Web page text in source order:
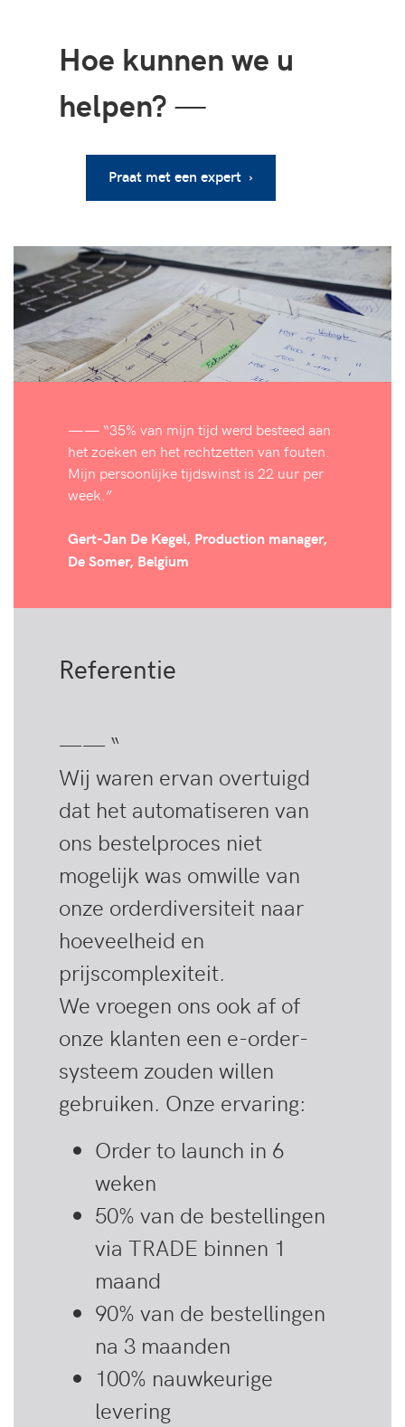
Hoe kunnen we u
helpen?—
Praat met een expert ›
—— “35% van mijn tijd werd besteed aan
het zoeken en het rechtzetten van fouten.
Mijn persoonlijke tijdswinst is 22 uur per
week.”
Gert-Jan De Kegel, Production manager,
De Somer, Belgium
Referentie
—— “
Wij waren ervan overtuigd
dat het automatiseren van
ons bestelproces niet
mogelijk was omwille van
onze orderdiversiteit naar
hoeveelheid en
prijscomplexiteit.
We vroegen ons ook af of
onze klanten een e-order-
systeem zouden willen
gebruiken. Onze ervaring:
Order to launch in 6
weken
50% van de bestellingen
via TRADE binnen 1
maand
90% van de bestellingen
na 3 maanden
100% nauwkeurige
levering